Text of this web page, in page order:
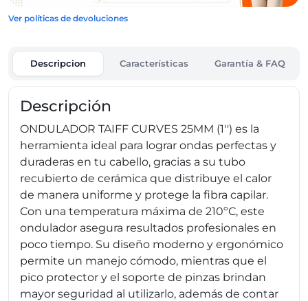
Ver políticas de devoluciones
Descripcion Características Garantía & FAQ
Descripción
ONDULADOR TAIFF CURVES 25MM (1'') es la
herramienta ideal para lograr ondas perfectas y
duraderas en tu cabello, gracias a su tubo
recubierto de cerámica que distribuye el calor
de manera uniforme y protege la fibra capilar.
Con una temperatura máxima de 210ºC, este
ondulador asegura resultados profesionales en
poco tiempo. Su diseño moderno y ergonómico
permite un manejo cómodo, mientras que el
pico protector y el soporte de pinzas brindan
mayor seguridad al utilizarlo, además de contar